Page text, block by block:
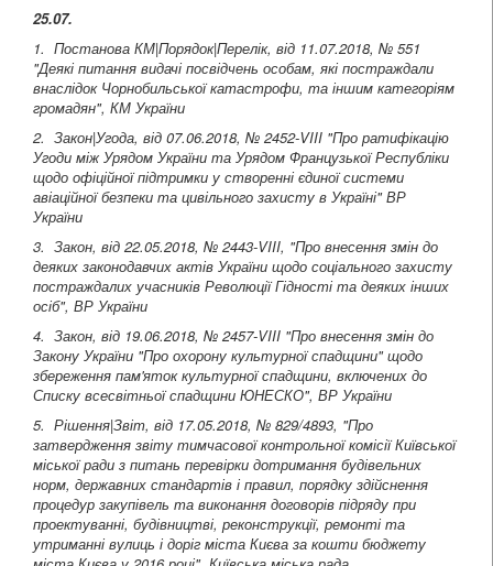
25.07.
1. Постанова КМ|Порядок|Перелік, від 11.07.2018, № 551
"Деякі питання видачі посвідчень особам, які постраждали
внаслідок Чорнобильської катастрофи, та іншим категоріям
громадян", КМ України
2. Закон|Угода, від 07.06.2018, № 2452-VIII "Про ратифікацію
Угоди між Урядом України та Урядом Французької Республіки
щодо офіційної підтримки у створенні єдиної системи
авіаційної безпеки та цивільного захисту в Україні" ВР
України
3. Закон, від 22.05.2018, № 2443-VIII, "Про внесення змін до
деяких законодавчих актів України щодо соціального захисту
постраждалих учасників Революції Гідності та деяких інших
осіб", ВР України
4. Закон, від 19.06.2018, № 2457-VIII "Про внесення змін до
Закону України "Про охорону культурної спадщини" щодо
збереження пам'яток культурної спадщини, включених до
Списку всесвітньої спадщини ЮНЕСКО", ВР України
5. Рішення|Звіт, від 17.05.2018, № 829/4893, "Про
затвердження звіту тимчасової контрольної комісії Київської
міської ради з питань перевірки дотримання будівельних
норм, державних стандартів і правил, порядку здійснення
процедур закупівель та виконання договорів підряду при
проектуванні, будівництві, реконструкції, ремонті та
утриманні вулиць і доріг міста Києва за кошти бюджету